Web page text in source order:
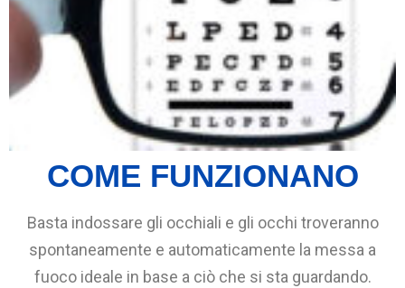
COME FUNZIONANO
Basta indossare gli occhiali e gli occhi troveranno
spontaneamente e automaticamente la messa a
fuoco ideale in base a ciò che si sta guardando.